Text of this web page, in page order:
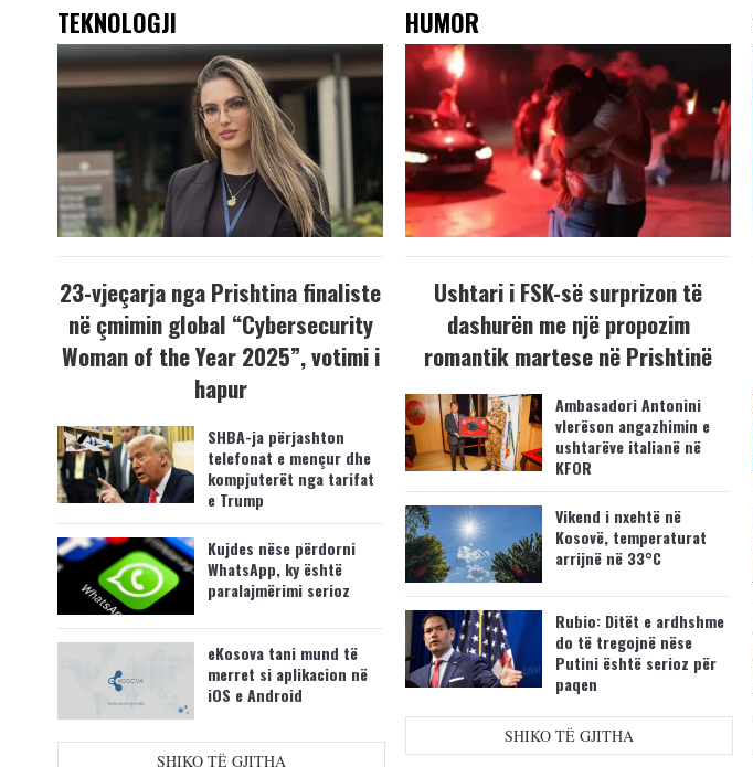
TEKNOLOGJI
23-vjeçarja nga Prishtina finaliste
në çmimin global “Cybersecurity
Woman of the Year 2025”, votimi i
hapur
SHBA-ja përjashton
telefonat e mençur dhe
kompjuterët nga tarifat
e Trump
Kujdes nëse përdorni
WhatsApp, ky është
paralajmërimi serioz
eKosova tani mund të
merret si aplikacion në
iOS e Android
SHIKO TË GJITHA
HUMOR
Ushtari i FSK-së surprizon të
dashurën me një propozim
romantik martese në Prishtinë
Ambasadori Antonini
vlerëson angazhimin e
ushtarëve italianë në
KFOR
Vikend i nxehtë në
Kosovë, temperaturat
arrijnë në 33°C
Rubio: Ditët e ardhshme
do të tregojnë nëse
Putini është serioz për
paqen
SHIKO TË GJITHA